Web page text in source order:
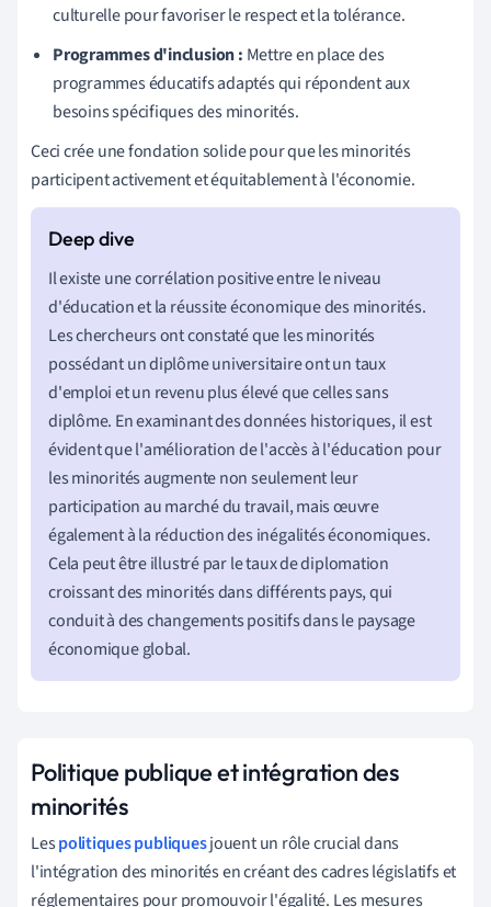
culturelle pour favoriser le respect et la tolérance.
Programmes d'inclusion : Mettre en place des
programmes éducatifs adaptés qui répondent aux
besoins spécifiques des minorités.
Ceci crée une fondation solide pour que les minorités
participent activement et équitablement à l'économie.
Il existe une corrélation positive entre le niveau
d'éducation et la réussite économique des minorités.
Les chercheurs ont constaté que les minorités
possédant un diplôme universitaire ont un taux
d'emploi et un revenu plus élevé que celles sans
diplôme. En examinant des données historiques, il est
évident que l'amélioration de l'accès à l'éducation pour
les minorités augmente non seulement leur
participation au marché du travail, mais œuvre
également à la réduction des inégalités économiques.
Cela peut être illustré par le taux de diplomation
croissant des minorités dans différents pays, qui
conduit à des changements positifs dans le paysage
économique global.
Politique publique et intégration des
minorités
Lespolitiques publiquesjouent un rôle crucial dans
l'intégration des minorités en créant des cadres législatifs et
réglementaires pour promouvoir l'égalité. Les mesures